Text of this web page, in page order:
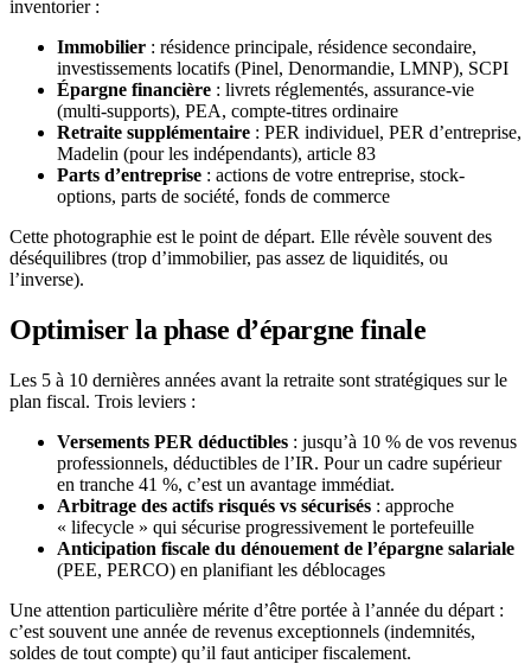
inventorier :
Immobilier : résidence principale, résidence secondaire,
investissements locatifs (Pinel, Denormandie, LMNP), SCPI
Épargne financière : livrets réglementés, assurance-vie
(multi-supports), PEA, compte-titres ordinaire
Retraite supplémentaire : PER individuel, PER d’entreprise,
Madelin (pour les indépendants), article 83
Parts d’entreprise : actions de votre entreprise, stock-
options, parts de société, fonds de commerce
Cette photographie est le point de départ. Elle révèle souvent des
déséquilibres (trop d’immobilier, pas assez de liquidités, ou
l’inverse).
Optimiser la phase d’épargne finale
Les 5 à 10 dernières années avant la retraite sont stratégiques sur le
plan fiscal. Trois leviers :
Versements PER déductibles : jusqu’à 10 % de vos revenus
professionnels, déductibles de l’IR. Pour un cadre supérieur
en tranche 41 %, c’est un avantage immédiat.
Arbitrage des actifs risqués vs sécurisés : approche
« lifecycle » qui sécurise progressivement le portefeuille
Anticipation fiscale du dénouement de l’épargne salariale
(PEE, PERCO) en planifiant les déblocages
Une attention particulière mérite d’être portée à l’année du départ :
c’est souvent une année de revenus exceptionnels (indemnités,
soldes de tout compte) qu’il faut anticiper fiscalement.